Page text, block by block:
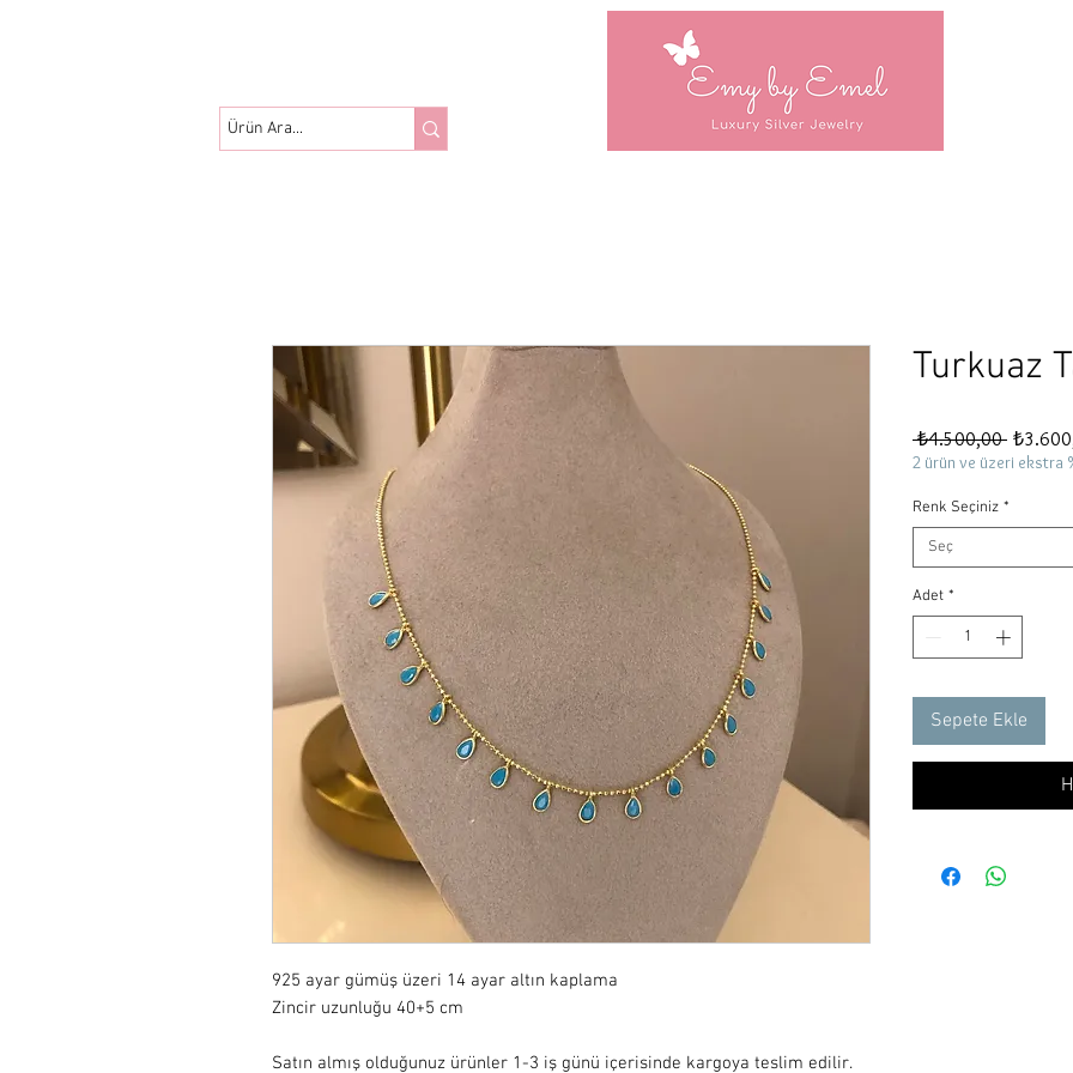
925 ayar gümüş üzeri 14 ayar altın kaplama
Zincir uzunluğu 40+5 cm
Satın almış olduğunuz ürünler 1-3 iş günü içerisinde kargoya teslim edilir.
Turkuaz
₺4.500,00 Normal
Fiyat
2 ürün ve üzeri ekstra
Renk Seçiniz *
Seç
Adet *
Sepete Ekle